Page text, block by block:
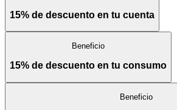
15% de descuento en tu cuenta
Beneficio
15% de descuento en tu consumo
Beneficio